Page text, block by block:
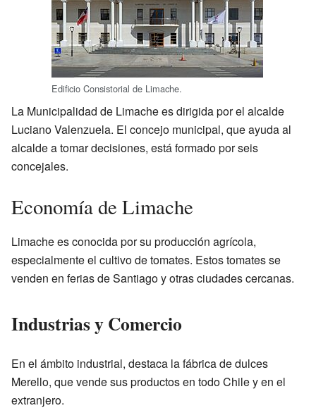
Edificio Consistorial de Limache.
La Municipalidad de Limache es dirigida por el alcalde
Luciano Valenzuela. El concejo municipal, que ayuda al
alcalde a tomar decisiones, está formado por seis
concejales.
Economía de Limache
Limache es conocida por su producción agrícola,
especialmente el cultivo de tomates. Estos tomates se
venden en ferias de Santiago y otras ciudades cercanas.
Industrias y Comercio
En el ámbito industrial, destaca la fábrica de dulces
Merello, que vende sus productos en todo Chile y en el
extranjero.